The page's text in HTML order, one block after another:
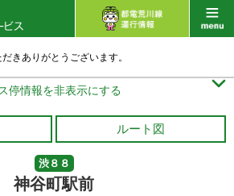
きありがとうございます。
停情報を非表示にする 
ルート図
渋８８
神谷町駅前